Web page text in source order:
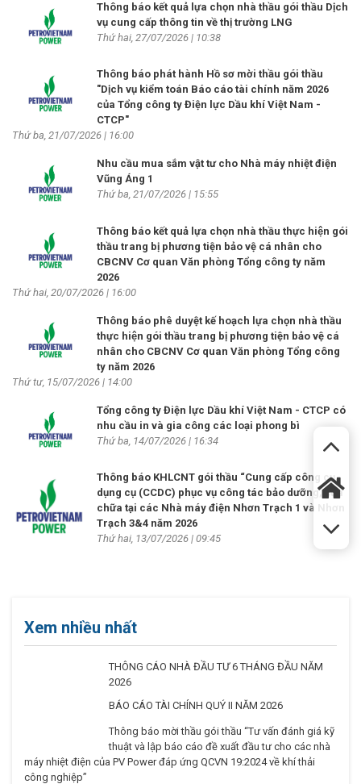
Thông báo kết quả lựa chọn nhà thầu gói thầu Dịch
vụ cung cấp thông tin về thị trường LNG
Thứ hai, 27/07/2026 | 10:38
Thông báo phát hành Hồ sơ mời thầu gói thầu
"Dịch vụ kiểm toán Báo cáo tài chính năm 2026
của Tổng công ty Điện lực Dầu khí Việt Nam -
CTCP"
Thứ ba, 21/07/2026 | 16:00
Nhu cầu mua sắm vật tư cho Nhà máy nhiệt điện
Vũng Áng 1
Thứ ba, 21/07/2026 | 15:55
Thông báo kết quả lựa chọn nhà thầu thực hiện gói
thầu trang bị phương tiện bảo vệ cá nhân cho
CBCNV Cơ quan Văn phòng Tổng công ty năm
2026
Thứ hai, 20/07/2026 | 16:00
Thông báo phê duyệt kế hoạch lựa chọn nhà thầu
thực hiện gói thầu trang bị phương tiện bảo vệ cá
nhân cho CBCNV Cơ quan Văn phòng Tổng công
ty năm 2026
Thứ tư, 15/07/2026 | 14:00
Tổng công ty Điện lực Dầu khí Việt Nam - CTCP có
nhu cầu in và gia công các loại phong bì
Thứ ba, 14/07/2026 | 16:34
Thông báo KHLCNT gói thầu “Cung cấp công cụ,
dụng cụ (CCDC) phục vụ công tác bảo dưỡng, sửa
chữa tại các Nhà máy điện Nhơn Trạch 1 và Nhơn
Trạch 3&4 năm 2026
Thứ hai, 13/07/2026 | 09:45
Xem nhiều nhất
THÔNG CÁO NHÀ ĐẦU TƯ 6 THÁNG ĐẦU NĂM
2026
BÁO CÁO TÀI CHÍNH QUÝ II NĂM 2026
Thông báo mời thầu gói thầu “Tư vấn đánh giá kỹ
thuật và lập báo cáo đề xuất đầu tư cho các nhà
máy nhiệt điện của PV Power đáp ứng QCVN 19:2024 về khí thải
công nghiệp”